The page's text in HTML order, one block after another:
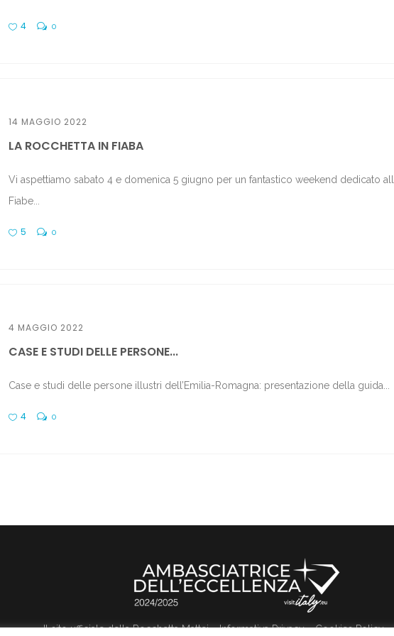
4 0
14 MAGGIO 2022
LA ROCCHETTA IN FIABA
Vi aspettiamo sabato 4 e domenica 5 giugno per un fantastico weekend dedicato
Fiabe...
5 0
4 MAGGIO 2022
CASE E STUDI DELLE PERSONE...
Case e studi delle persone illustri dell’Emilia-Romagna: presentazione della guida...
4 0
Il sito ufficiale della Rocchetta Mattei Informativa Privacy Cookies Policy